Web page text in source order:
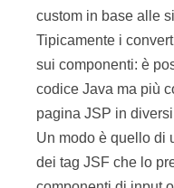
custom in base alle
Tipicamente i
sui componenti: è
codice Java ma più
pagina JSP in
Un modo è quello di
dei tag JSF che lo